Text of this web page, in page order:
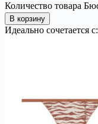
Количество товара
В корзину
Идеально сочетается с: